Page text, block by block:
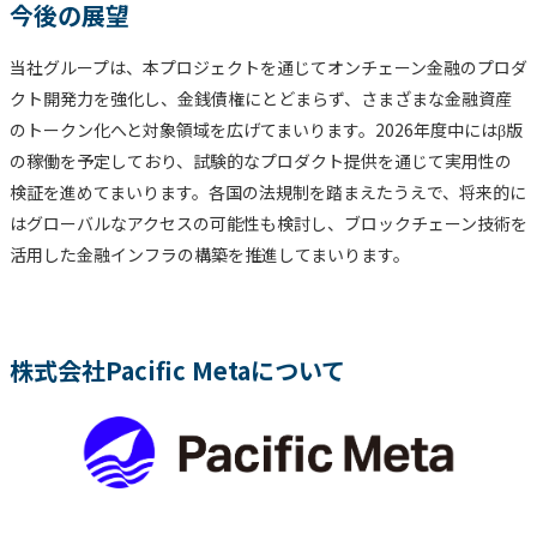
今後の展望
当社グループは、本プロジェクトを通じてオンチェーン金融のプロダ
クト開発力を強化し、金銭債権にとどまらず、さまざまな金融資産
のトークン化へと対象領域を広げてまいります。2026年度中にはβ版
の稼働を予定しており、試験的なプロダクト提供を通じて実用性の
検証を進めてまいります。各国の法規制を踏まえたうえで、将来的に
はグローバルなアクセスの可能性も検討し、ブロックチェーン技術を
活用した金融インフラの構築を推進してまいります。
株式会社Pacific Metaについて